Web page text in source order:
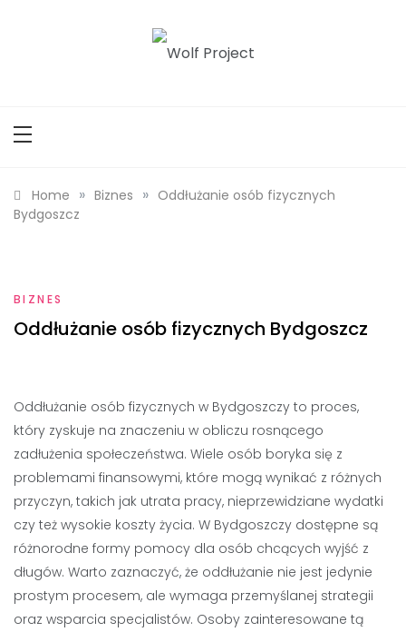
Home » Biznes » Oddłużanie osób fizycznych
Bydgoszcz
BIZNES
Oddłużanie osób fizycznych Bydgoszcz
Oddłużanie osób fizycznych w Bydgoszczy to proces,
który zyskuje na znaczeniu w obliczu rosnącego
zadłużenia społeczeństwa. Wiele osób boryka się z
problemami finansowymi, które mogą wynikać z różnych
przyczyn, takich jak utrata pracy, nieprzewidziane wydatki
czy też wysokie koszty życia. W Bydgoszczy dostępne są
różnorodne formy pomocy dla osób chcących wyjść z
długów. Warto zaznaczyć, że oddłużanie nie jest jedynie
prostym procesem, ale wymaga przemyślanej strategii
oraz wsparcia specjalistów. Osoby zainteresowane tą